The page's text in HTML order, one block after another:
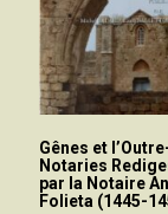
Gênes et
Notaries
par la Notaire
Folieta (1445-